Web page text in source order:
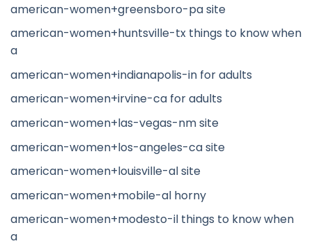
american-women+greensboro-pa site
american-women+huntsville-tx things to know when
a
american-women+indianapolis-in for adults
american-women+irvine-ca for adults
american-women+las-vegas-nm site
american-women+los-angeles-ca site
american-women+louisville-al site
american-women+mobile-al horny
american-women+modesto-il things to know when
a